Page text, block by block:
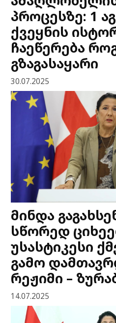
პროცესზე: 1
ქვეყნის
ჩაეწერება
გზაგასაყარი
30.07.2025
მინდა
სწორედ
უსასტიკესი
გამო
რეჟიმი –
14.07.2025